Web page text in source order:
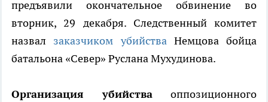
предъявили окончательное обвинение во
вторник, 29 декабря. Следственный комитет
назвал заказчиком убийстваНемцова бойца
батальона «Север» Руслана Мухудинова.
Организация убийства оппозиционного